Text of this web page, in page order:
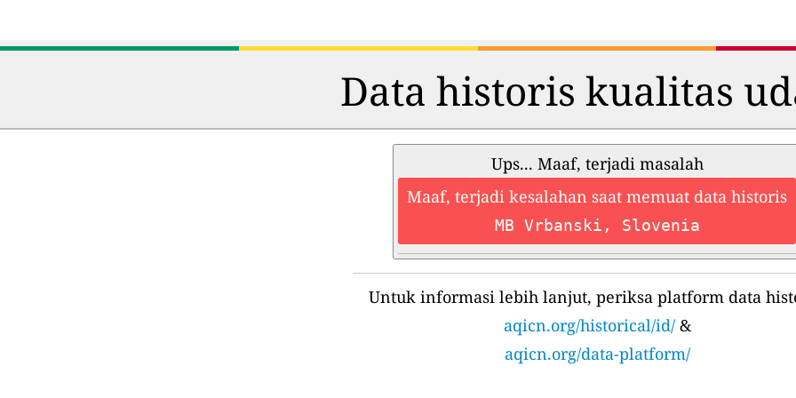
Data historis kualitas
Ups... Maaf, terjadi masalah
Maaf, terjadi kesalahan saat memuat data historis
MB Vrbanski, Slovenia
Untuk informasi lebih lanjut, periksa platform data
aqicn.org/historical/id/&
aqicn.org/data-platform/